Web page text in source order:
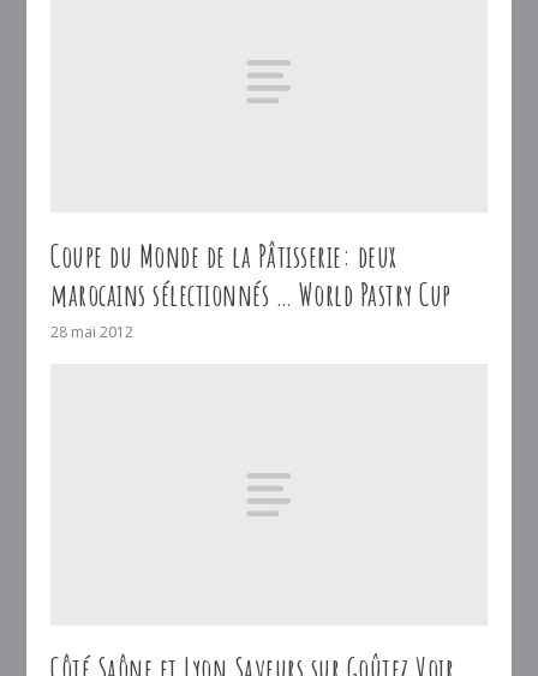
Coupe du Monde de la Pâtisserie: deux
marocains sélectionnés … World Pastry Cup
28 mai 2012